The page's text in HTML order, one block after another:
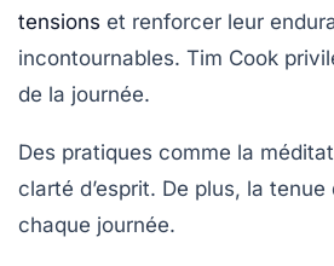
tensions et renforcer leur
incontournables. Tim Cook
de la journée.
Des pratiques comme la
clarté d’esprit. De plus, la
chaque journée.